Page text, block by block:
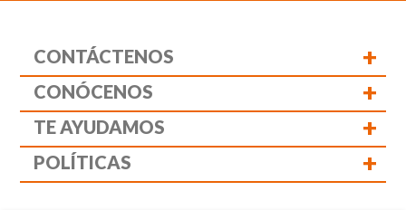
CONTÁCTENOS +
CONÓCENOS +
TE AYUDAMOS +
POLÍTICAS +